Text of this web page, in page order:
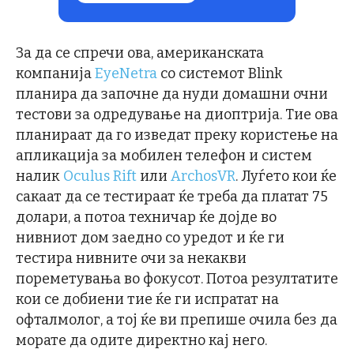
За да се спречи ова, американската
компанијаEyeNetra со системот Blink
планира да започне да нуди домашни очни
тестови за одредување на диоптрија. Тие ова
планираат да го изведат преку користење на
апликација за мобилен телефон и систем
налик Oculus Rift или ArchosVR. Луѓето кои ќе
сакаат да се тестираат ќе треба да платат 75
долари, а потоа техничар ќе дојде во
нивниот дом заедно со уредот и ќе ги
тестира нивните очи за некакви
пореметувања во фокусот. Потоа резултатите
кои се добиени тие ќе ги испратат на
офталмолог, а тој ќе ви препише очила без да
морате да одите директно кај него.